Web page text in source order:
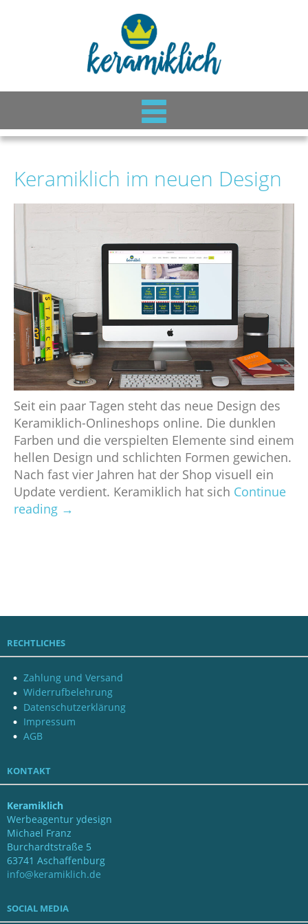
Keramiklich im neuen Design
Seit ein paar Tagen steht das neue Design des
Keramiklich-Onlineshops online. Die dunklen
Farben und die verspielten Elemente sind einem
hellen Design und schlichten Formen gewichen.
Nach fast vier Jahren hat der Shop visuell ein
Update verdient. Keramiklich hat sich Continue
reading →
RECHTLICHES
Zahlung und Versand
Widerrufbelehrung
Datenschutzerklärung
Impressum
AGB
KONTAKT
Keramiklich
Werbeagentur ydesign
Michael Franz
Burchardtstraße 5
63741 Aschaffenburg
info@keramiklich.de
SOCIAL MEDIA